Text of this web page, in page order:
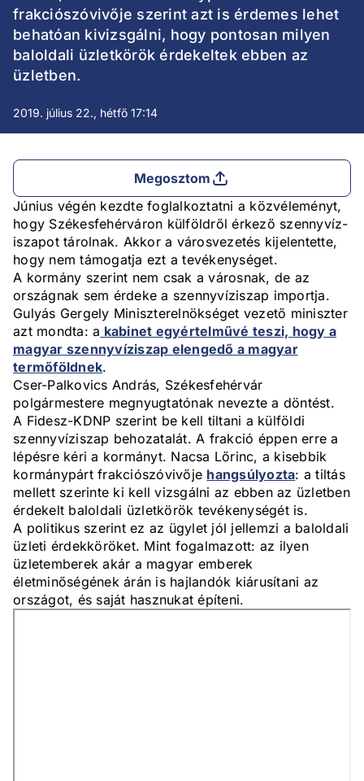
frakciószóvivője szerint azt is érdemes lehet
behatóan kivizsgálni, hogy pontosan milyen
baloldali üzletkörök érdekeltek ebben az
üzletben.
2019. július 22., hétfő 17:14
Megosztom
Június végén kezdte foglalkoztatni a közvéleményt,
hogy Székesfehérváron külföldről érkező szennyvíz-
iszapot tárolnak. Akkor a városvezetés kijelentette,
hogy nem támogatja ezt a tevékenységet.
A kormány szerint nem csak a városnak, de az
országnak sem érdeke a szennyvíziszap importja.
Gulyás Gergely Miniszterelnökséget vezető miniszter
azt mondta: a kabinet egyértelművé teszi, hogy a
magyar szennyvíziszap elengedő a magyar
termőföldnek.
Cser-Palkovics András, Székesfehérvár
polgármestere megnyugtatónak nevezte a döntést.
A Fidesz-KDNP szerint be kell tiltani a külföldi
szennyvíziszap behozatalát. A frakció éppen erre a
lépésre kéri a kormányt. Nacsa Lőrinc, a kisebbik
kormánypárt frakciószóvivője hangsúlyozta: a tiltás
mellett szerinte ki kell vizsgálni az ebben az üzletben
érdekelt baloldali üzletkörök tevékenységét is.
A politikus szerint ez az ügylet jól jellemzi a baloldali
üzleti érdekköröket. Mint fogalmazott: az ilyen
üzletemberek akár a magyar emberek
életminőségének árán is hajlandók kiárusítani az
országot, és saját hasznukat építeni.